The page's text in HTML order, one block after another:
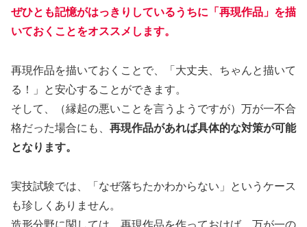
ぜひとも記憶がはっきりしているうちに「再現作品」を描
いておくことをオススメします。
再現作品を描いておくことで、「大丈夫、ちゃんと描いて
る！」と安心することができます。
そして、（縁起の悪いことを言うようですが）万が一不合
格だった場合にも、 再現作品があれば具体的な対策が可能
となります。
実技試験では、「なぜ落ちたかわからない」というケース
も珍しくありません。
造形分野に関しては、再現作品を作っておけば、万が一の